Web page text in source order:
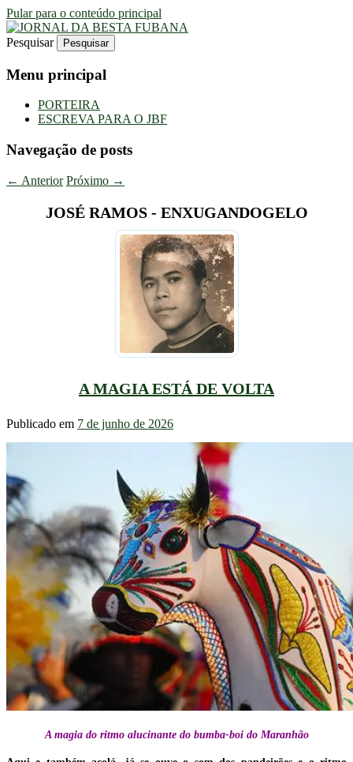
Pular para o conteúdo principal
JORNAL DA BESTA FUBANA
Uma Gazeta Escrota
Pesquisar
Menu principal
PORTEIRA
ESCREVA PARA O JBF
Navegação de posts
← Anterior Próximo →
JOSÉ RAMOS - ENXUGANDOGELO
A MAGIA ESTÁ DE VOLTA
Publicado em 7 de junho de 2026
A magia do ritmo alucinante do bumba-boi do Maranhão